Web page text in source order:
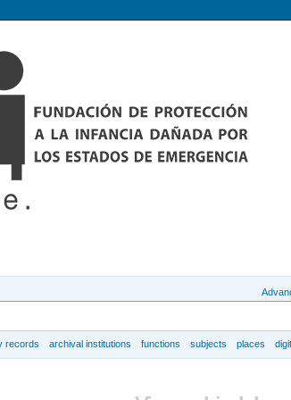
records archival institutions functions subjects places